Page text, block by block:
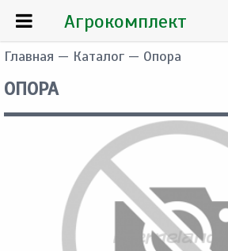
Главная — Каталог — Опора
ОПОРА
Агрокомплект